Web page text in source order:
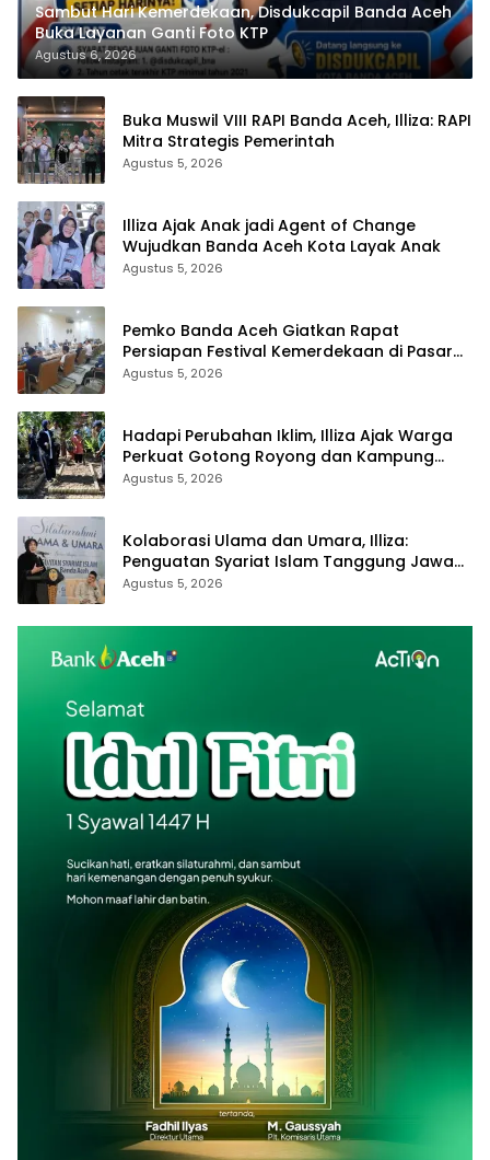
Sambut Hari Kemerdekaan, Disdukcapil Banda Aceh
Buka Layanan Ganti Foto KTP
Agustus 6, 2026
Buka Muswil VIII RAPI Banda Aceh, Illiza: RAPI
Mitra Strategis Pemerintah
Agustus 5, 2026
Illiza Ajak Anak jadi Agent of Change
Wujudkan Banda Aceh Kota Layak Anak
Agustus 5, 2026
Pemko Banda Aceh Giatkan Rapat
Persiapan Festival Kemerdekaan di Pasar
Atjeh
Agustus 5, 2026
Hadapi Perubahan Iklim, Illiza Ajak Warga
Perkuat Gotong Royong dan Kampung
Proklim
Agustus 5, 2026
Kolaborasi Ulama dan Umara, Illiza:
Penguatan Syariat Islam Tanggung Jawab
Bersama
Agustus 5, 2026